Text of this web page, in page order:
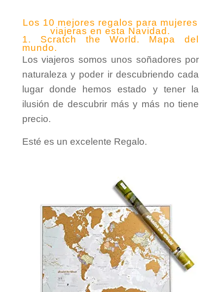
Los 10 mejores regalos para mujeres
viajeras en esta Navidad.
1. Scratch the World. Mapa del
mundo.
Los viajeros somos unos soñadores por
naturaleza y poder ir descubriendo cada
lugar donde hemos estado y tener la
ilusión de descubrir más y más no tiene
precio.
Esté es un excelente Regalo.